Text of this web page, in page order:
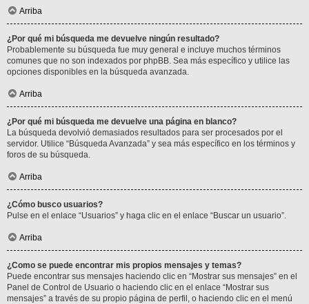
Arriba
¿Por qué mi búsqueda me devuelve ningún resultado?
Probablemente su búsqueda fue muy general e incluye muchos términos
comunes que no son indexados por phpBB. Sea más específico y utilice las
opciones disponibles en la búsqueda avanzada.
Arriba
¿Por qué mi búsqueda me devuelve una página en blanco?
La búsqueda devolvió demasiados resultados para ser procesados por el
servidor. Utilice “Búsqueda Avanzada” y sea más específico en los términos y
foros de su búsqueda.
Arriba
¿Cómo busco usuarios?
Pulse en el enlace “Usuarios” y haga clic en el enlace “Buscar un usuario”.
Arriba
¿Como se puede encontrar mis propios mensajes y temas?
Puede encontrar sus mensajes haciendo clic en “Mostrar sus mensajes” en el
Panel de Control de Usuario o haciendo clic en el enlace “Mostrar sus
mensajes” a través de su propio página de perfil, o haciendo clic en el menú